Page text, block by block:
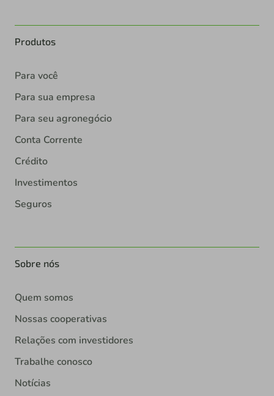
Produtos
Para você
Para sua empresa
Para seu agronegócio
Conta Corrente
Crédito
Investimentos
Seguros
Sobre nós
Quem somos
Nossas cooperativas
Relações com investidores
Trabalhe conosco
Notícias